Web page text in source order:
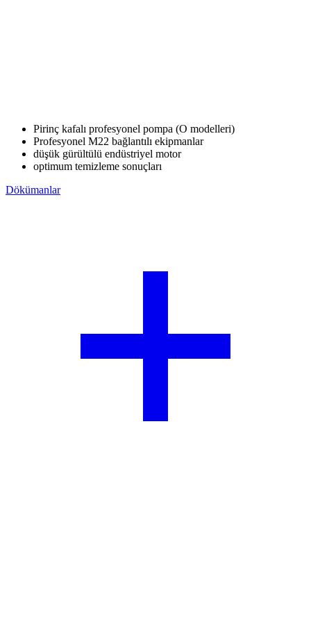
Pirinç kafalı profesyonel pompa (O modelleri)
Profesyonel M22 bağlantılı ekipmanlar
düşük gürültülü endüstriyel motor
optimum temizleme sonuçları
Dökümanlar